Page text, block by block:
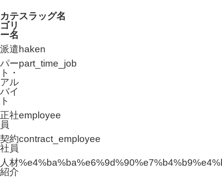
カテ
ゴリ
ー名
スラッグ名
派遣haken
パー
ト・
アル
バイ
ト
part_time_job
正社
員
employee
契約
社員
contract_employee
人材
紹介